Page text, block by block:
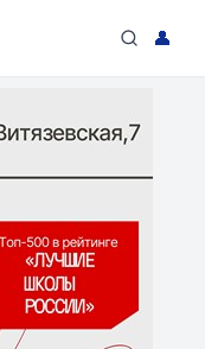
👤